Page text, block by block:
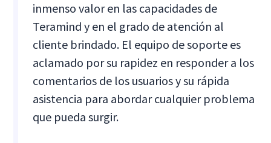
inmenso valor en las capacidades de
Teramind y en el grado de atención al
cliente brindado. El equipo de soporte es
aclamado por su rapidez en responder a los
comentarios de los usuarios y su rápida
asistencia para abordar cualquier problema
que pueda surgir.